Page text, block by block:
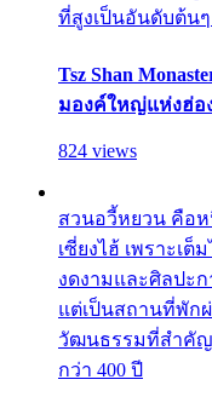
ที่สูงเป็นอันดับต้น
Tsz Shan
มองค์ใหญ่แห่งฮ่อ
824 views
สวนอวี้หยวน คือ
เซี่ยงไฮ้ เพราะเ
งดงามและศิลปะ
แต่เป็นสถานที่พัก
วัฒนธรรมที่สำคัญ
กว่า 400 ปี